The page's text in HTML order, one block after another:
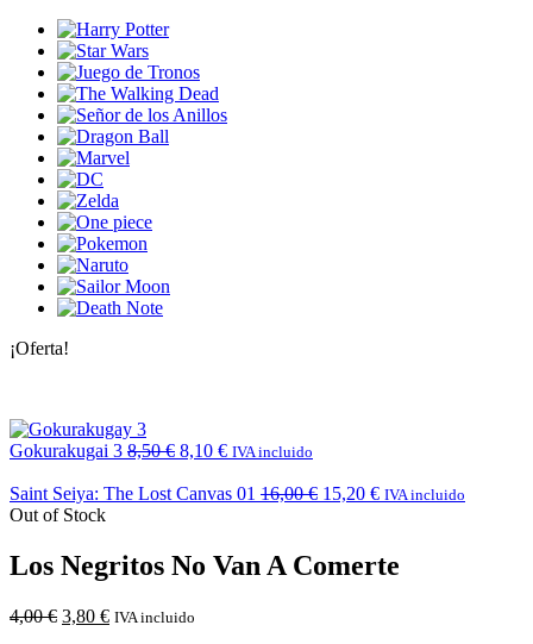
¡Oferta!
Gokurakugai 3 8,50€ 8,10 € IVA incluido
Saint Seiya: The Lost Canvas 01 16,00€ 15,20 € IVA incluido
Out of Stock
Los Negritos No Van A Comerte
4,00€ 3,80 € IVA incluido